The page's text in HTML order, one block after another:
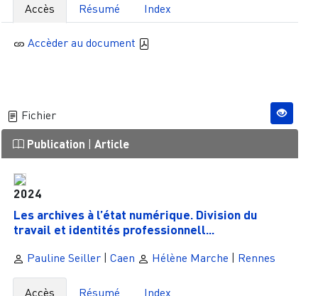
Accès Résumé Index
Accèder au document
Fichier
Publication | Article
2024
Les archives à l’état numérique. Division du
travail et identités professionnell...
Pauline Seiller| Caen Hélène Marche | Rennes
Accès Résumé Index